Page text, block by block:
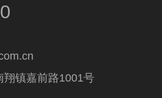
翔镇嘉前路1001号